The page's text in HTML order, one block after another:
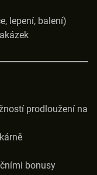
lepení, balení)
prodloužení na
bonusy